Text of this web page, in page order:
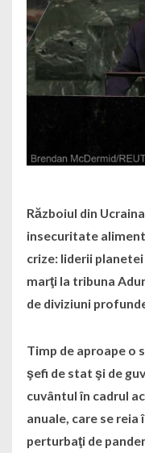
Războiul din
insecuritate
crize: liderii
marţi la tribuna
de diviziuni
Timp de aproape o
şefi de stat şi de
cuvântul în cadrul
anuale, care se
perturbaţi de